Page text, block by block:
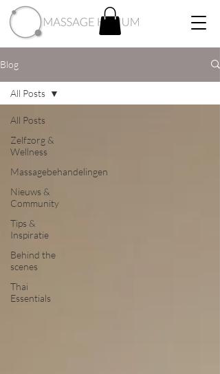
Blog
All Posts
Zelfzorg &
Wellness
Massagebehandelingen
Nieuws &
Community
Tips &
Inspiratie
Behind the
scenes
Thai
Essentials
All Posts